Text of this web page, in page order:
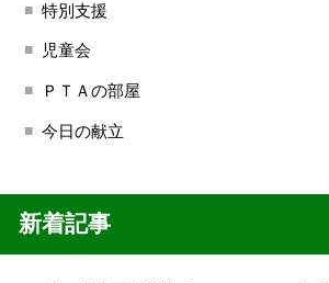
特別支援
児童会
ＰＴＡの部屋
今日の献立
新着記事